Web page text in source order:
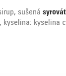
sušená
kyselina: kyselina